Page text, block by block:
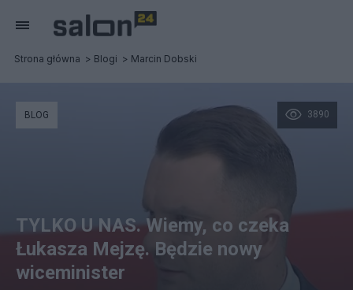
Strona główna Blogi Marcin Dobski
3890
BLOG
TYLKO U NAS. Wiemy, co czeka
Łukasza Mejzę. Będzie nowy
wiceminister